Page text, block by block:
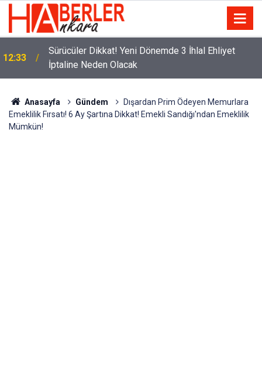
12:33
Sürücüler Dikkat! Yeni Dönemde 3 İhlal Ehliyet
İptaline Neden Olacak
Anasayfa Gündem
Dışardan Prim Ödeyen Memurlara
Emeklilik Fırsatı! 6 Ay Şartına Dikkat! Emekli Sandığı'ndan Emeklilik
Mümkün!